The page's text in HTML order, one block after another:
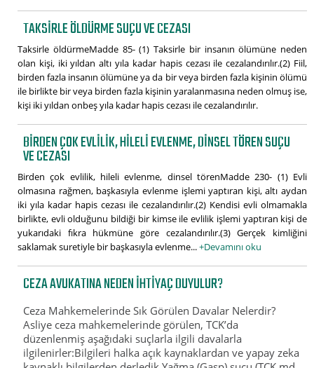
TAKSIRLE ÖLDÜRME SUÇU VE CEZASI
Taksirle öldürmeMadde 85- (1) Taksirle bir insanın ölümüne neden
olan kişi, iki yıldan altı yıla kadar hapis cezası ile cezalandırılır.(2) Fiil,
birden fazla insanın ölümüne ya da bir veya birden fazla kişinin ölümü
ile birlikte bir veya birden fazla kişinin yaralanmasına neden olmuş ise,
kişi iki yıldan onbeş yıla kadar hapis cezası ile cezalandırılır.
BIRDEN ÇOK EVLILIK, HILELI EVLENME, DINSEL TÖREN SUÇU
VE CEZASI
Birden çok evlilik, hileli evlenme, dinsel törenMadde 230- (1) Evli
olmasına rağmen, başkasıyla evlenme işlemi yaptıran kişi, altı aydan
iki yıla kadar hapis cezası ile cezalandırılır.(2) Kendisi evli olmamakla
birlikte, evli olduğunu bildiği bir kimse ile evlilik işlemi yaptıran kişi de
yukarıdaki fıkra hükmüne göre cezalandırılır.(3) Gerçek kimliğini
saklamak suretiyle bir başkasıyla evlenme...+Devamını oku
CEZA AVUKATINA NEDEN İHTIYAÇ DUYULUR?
Ceza Mahkemelerinde Sık Görülen Davalar Nelerdir?
Asliye ceza mahkemelerinde görülen, TCK’da
düzenlenmiş aşağıdaki suçlarla ilgili davalarla
ilgilenirler:Bilgileri halka açık kaynaklardan ve yapay zeka